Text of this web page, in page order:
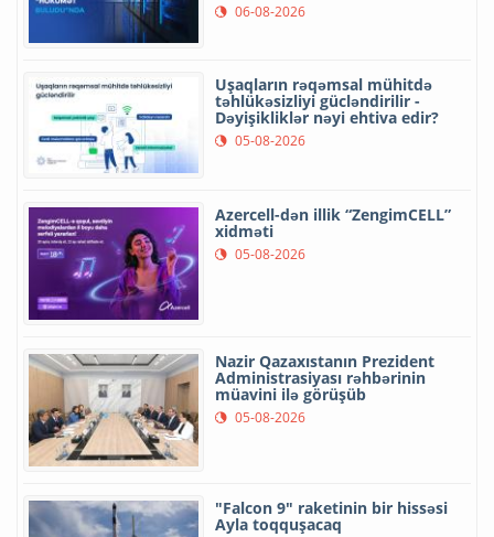
06-08-2026
Uşaqların rəqəmsal mühitdə
təhlükəsizliyi gücləndirilir -
Dəyişikliklər nəyi ehtiva edir?
05-08-2026
Azercell-dən illik “ZengimCELL”
xidməti
05-08-2026
Nazir Qazaxıstanın Prezident
Administrasiyası rəhbərinin
müavini ilə görüşüb
05-08-2026
"Falcon 9" raketinin bir hissəsi
Ayla toqquşacaq